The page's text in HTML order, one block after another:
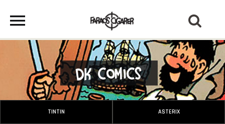
DK Comics
TINTIN ASTERIX